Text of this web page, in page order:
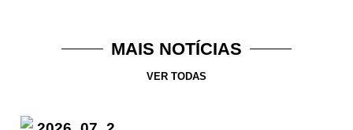
MAIS NOTÍCIAS
VER TODAS